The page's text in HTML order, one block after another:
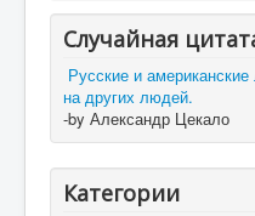
Случайная
Русские и
на других людей.
-by Александр Цекало
Категории